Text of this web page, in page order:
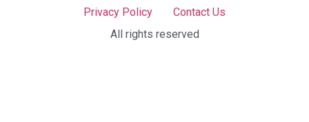
Privacy Policy
Contact Us
All rights reserved